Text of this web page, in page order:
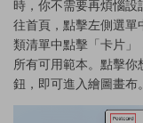
時，你不需要再煩惱
往首頁，點擊左側選
類清單中點擊「卡片
所有可用範本。點擊
鈕，即可進入繪圖畫布